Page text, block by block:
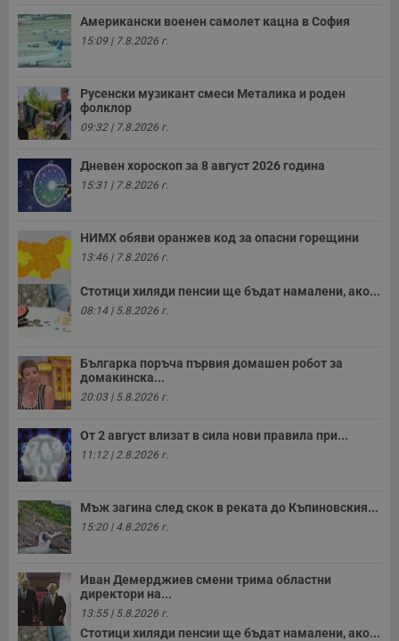
Американски военен самолет кацна в София
15:09 | 7.8.2026 г.
Русенски музикант смеси Металика и роден
фолклор
09:32 | 7.8.2026 г.
Дневен хороскоп за 8 август 2026 година
15:31 | 7.8.2026 г.
НИМХ обяви оранжев код за опасни горещини
13:46 | 7.8.2026 г.
Стотици хиляди пенсии ще бъдат намалени, ако...
08:14 | 5.8.2026 г.
Българка поръча първия домашен робот за
домакинска...
20:03 | 5.8.2026 г.
От 2 август влизат в сила нови правила при...
11:12 | 2.8.2026 г.
Мъж загина след скок в реката до Къпиновския...
15:20 | 4.8.2026 г.
Иван Демерджиев смени трима областни
директори на...
13:55 | 5.8.2026 г.
Стотици хиляди пенсии ще бъдат намалени, ако...